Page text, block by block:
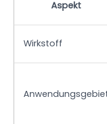
Aspekt
Wirkstoff